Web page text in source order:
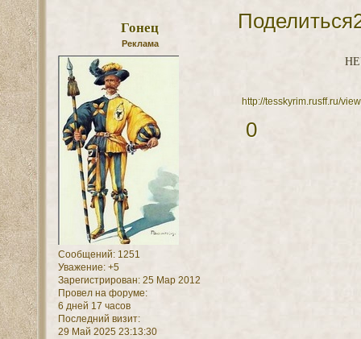
Поделиться
Гонец
Реклама
Сообщений:1251
Уважение: +5
Зарегистрирован: 25 Мар 2012
Провел на форуме:
6 дней 17 часов
Последний визит:
29 Май 2025 23:13:30
http://tesskyrim.rusff.ru/
0